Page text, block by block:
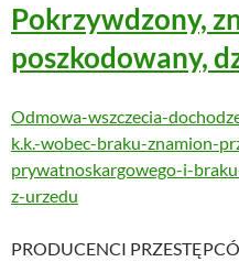
Pokrzywdzony,
poszkodowany,
Odmowa-wszczecia-
k.k.-wobec-braku-znamion-
prywatnoskargowego-i-
z-urzedu
PRODUCENCI